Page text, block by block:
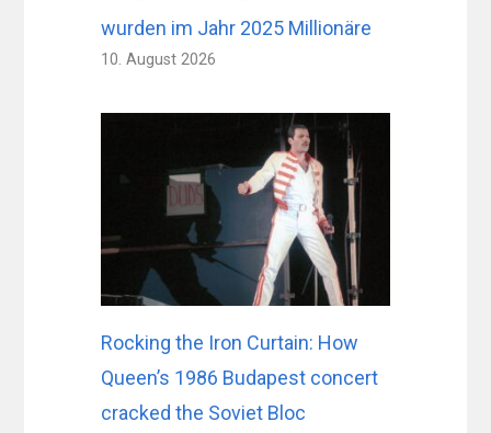
wurden im Jahr 2025 Millionäre
10. August 2026
Rocking the Iron Curtain: How
Queen’s 1986 Budapest concert
cracked the Soviet Bloc